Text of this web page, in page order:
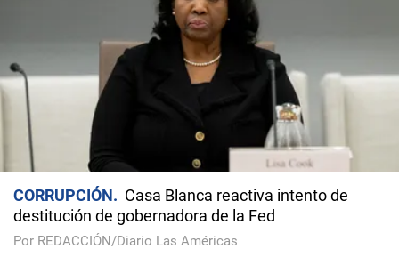
CORRUPCIÓN
Casa Blanca reactiva intento de
destitución de gobernadora de la Fed
Por REDACCIÓN/Diario Las Américas